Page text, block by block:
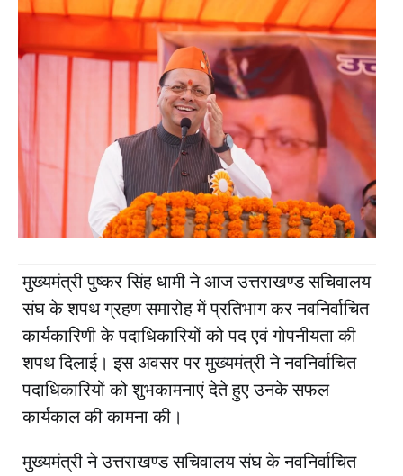
मुख्यमंत्री पुष्कर सिंह धामी ने आज उत्तराखण्ड सचिवालय
संघ के शपथ ग्रहण समारोह में प्रतिभाग कर नवनिर्वाचित
कार्यकारिणी के पदाधिकारियों को पद एवं गोपनीयता की
शपथ दिलाई। इस अवसर पर मुख्यमंत्री ने नवनिर्वाचित
पदाधिकारियों को शुभकामनाएं देते हुए उनके सफल
कार्यकाल की कामना की।
मुख्यमंत्री ने उत्तराखण्ड सचिवालय संघ के नवनिर्वाचित